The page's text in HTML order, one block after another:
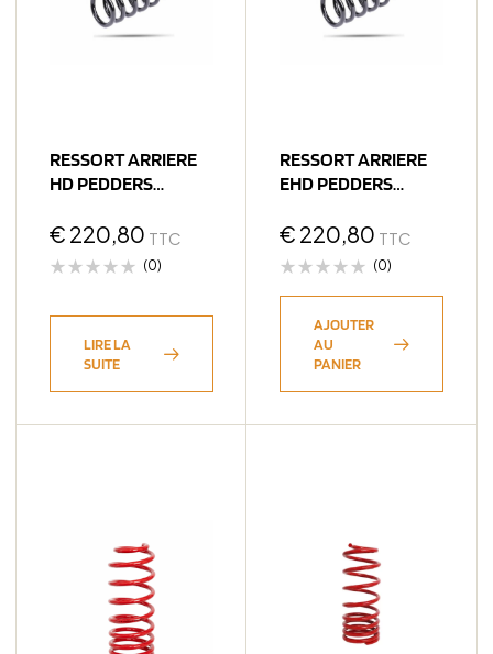
RESSORT ARRIERE
HD PEDDERS
€ 220,80 TTC
(0)
LIRE LA
SUITE
RESSORT ARRIERE
EHD PEDDERS
€ 220,80 TTC
(0)
AJOUTER
AU
PANIER